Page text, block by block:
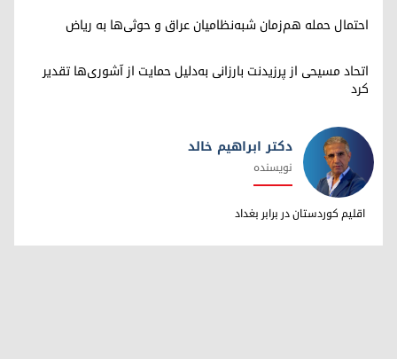
احتمال حمله هم‌زمان شبه‌نظامیان عراق و حوثی‌ها به ریاض
اتحاد مسیحی از پرزیدنت بارزانی به‌دلیل حمایت از آشوری‌ها تقدیر
کرد
دکتر ابراهیم خالد
دکتر ابراهیم خالد
نویسنده
اقلیم کوردستان در برابر بغداد